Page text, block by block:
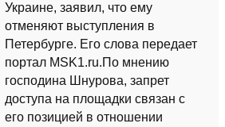
Украине, заявил, что ему
отменяют выступления в
Петербурге. Его слова передает
портал MSK1.ru.По мнению
господина Шнурова, запрет
доступа на площадки связан с
его позицией в отношении